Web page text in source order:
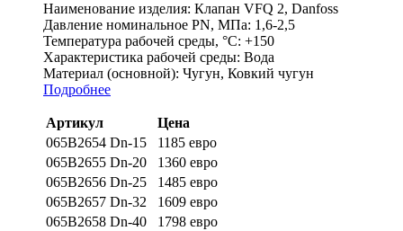
Наименование изделия: Клапан VFQ 2, Danfoss
Давление номинальное PN, МПа: 1,6-2,5
Температура рабочей среды, °С: +150
Характеристика рабочей среды: Вода
Материал (основной): Чугун, Ковкий чугун
Подробнее
Артикул
Цена
065B2654 Dn-15
1185 евро
065B2655 Dn-20
1360 евро
065B2656 Dn-25
1485 евро
065B2657 Dn-32
1609 евро
065B2658 Dn-40
1798 евро